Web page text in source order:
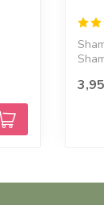
3,95